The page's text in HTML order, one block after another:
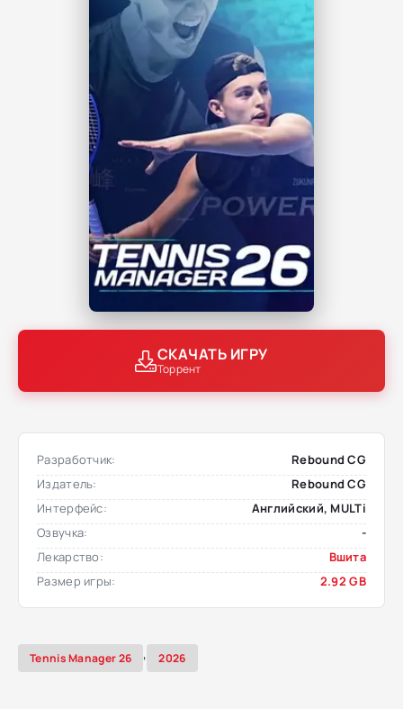
СКАЧАТЬ ИГРУ
Торрент
Разработчик:
Rebound CG
Издатель:
Rebound CG
Интерфейс:
Английский, MULTi
Озвучка:
-
Лекарство:
Вшита
Размер игры:
2.92 GB
Tennis Manager 26 , 2026